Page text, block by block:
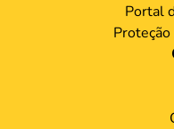
Portal
Proteção